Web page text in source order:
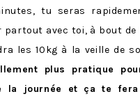
tu seras
avec toi, à bout de
les 10kg à la veille de
plus pratique
la journée et ça te